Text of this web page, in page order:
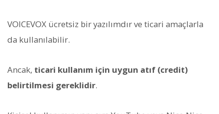
VOICEVOX ücretsiz bir yazılımdır ve ticari amaçlarla
da kullanılabilir.
Ancak, ticari kullanım için uygun atıf (credit)
belirtilmesi gereklidir.